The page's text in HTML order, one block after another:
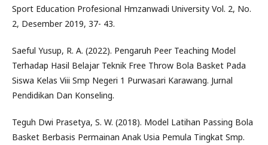
Sport Education Profesional Hmzanwadi University Vol. 2, No.
2, Desember 2019, 37- 43.
Saeful Yusup, R. A. (2022). Pengaruh Peer Teaching Model
Terhadap Hasil Belajar Teknik Free Throw Bola Basket Pada
Siswa Kelas Viii Smp Negeri 1 Purwasari Karawang. Jurnal
Pendidikan Dan Konseling.
Teguh Dwi Prasetya, S. W. (2018). Model Latihan Passing Bola
Basket Berbasis Permainan Anak Usia Pemula Tingkat Smp.